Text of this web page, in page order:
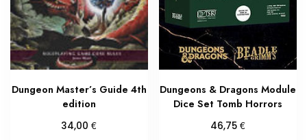
Dungeon Master’s Guide 4th
edition
34,00€
Dungeons & Dragons Module
Dice Set Tomb Horrors
46,75€